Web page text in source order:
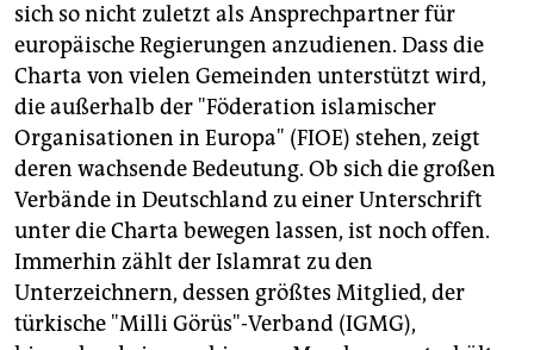
sich so nicht zuletzt als Ansprechpartner für
europäische Regierungen anzudienen. Dass die
Charta von vielen Gemeinden unterstützt wird,
die außerhalb der "Föderation islamischer
Organisationen in Europa" (FIOE) stehen, zeigt
deren wachsende Bedeutung. Ob sich die großen
Verbände in Deutschland zu einer Unterschrift
unter die Charta bewegen lassen, ist noch offen.
Immerhin zählt der Islamrat zu den
Unterzeichnern, dessen größtes Mitglied, der
türkische "Milli Görüs"-Verband (IGMG),